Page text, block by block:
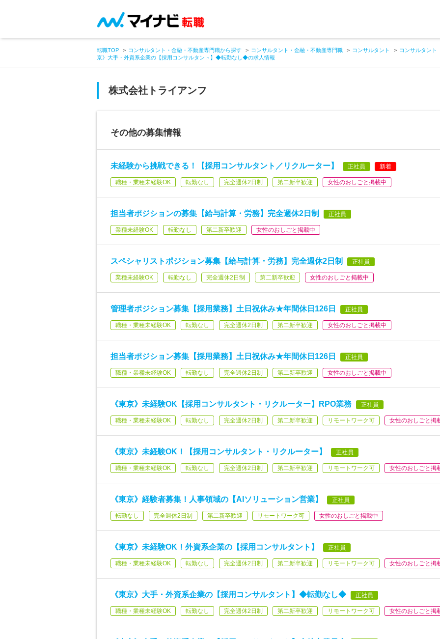
転職TOP コンサルタント・金融・不動産専門職から探す コンサルタント・金融・不動産専門職 コンサルタント
コンサルタント
京》大手・外資系企業の【採用コンサルタント】◆転勤なし◆の求人情報
株式会社トライアンフ
その他の募集情報
未経験から挑戦できる！【採用コンサルタント／リクルーター】 正社員 新着
職種・業種未経験OK 転勤なし 完全週休2日制 第二新卒歓迎 女性のおしごと掲載中
担当者ポジションの募集【給与計算・労務】完全週休2日制 正社員
業種未経験OK 転勤なし 第二新卒歓迎 女性のおしごと掲載中
スペシャリストポジション募集【給与計算・労務】完全週休2日制 正社員
業種未経験OK 転勤なし 完全週休2日制 第二新卒歓迎 女性のおしごと掲載中
管理者ポジション募集【採用業務】土日祝休み★年間休日126日 正社員
職種・業種未経験OK 転勤なし 完全週休2日制 第二新卒歓迎 女性のおしごと掲載中
担当者ポジション募集【採用業務】土日祝休み★年間休日126日 正社員
職種・業種未経験OK 転勤なし 完全週休2日制 第二新卒歓迎 女性のおしごと掲載中
《東京》未経験OK【採用コンサルタント・リクルーター】RPO業務 正社員
職種・業種未経験OK 転勤なし 完全週休2日制 第二新卒歓迎 リモートワーク可 女性のおしごと掲
《東京》未経験OK！【採用コンサルタント・リクルーター】 正社員
職種・業種未経験OK 転勤なし 完全週休2日制 第二新卒歓迎 リモートワーク可 女性のおしごと掲
《東京》経験者募集！人事領域の【AIソリューション営業】 正社員
転勤なし 完全週休2日制 第二新卒歓迎 リモートワーク可 女性のおしごと掲載中
《東京》未経験OK！外資系企業の【採用コンサルタント】 正社員
職種・業種未経験OK 転勤なし 完全週休2日制 第二新卒歓迎 リモートワーク可 女性のおしごと掲
《東京》大手・外資系企業の【採用コンサルタント】◆転勤なし◆ 正社員
職種・業種未経験OK 転勤なし 完全週休2日制 第二新卒歓迎 リモートワーク可 女性のおしごと掲